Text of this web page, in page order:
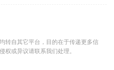
转自其它平台，目的在于传递更多信
权或异议请联系我们处理。